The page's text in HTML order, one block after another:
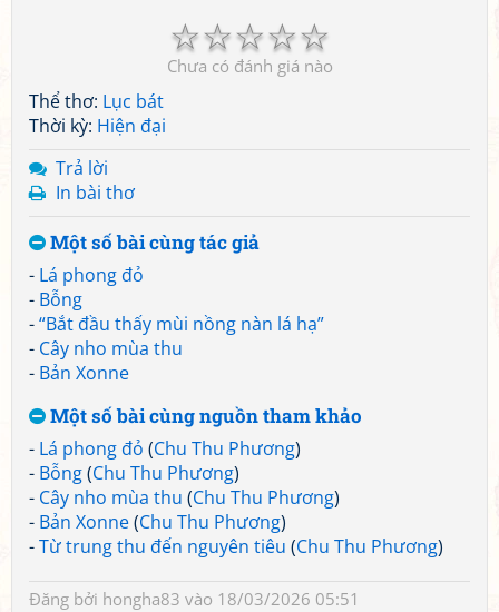
☆
☆
☆
☆
☆
Chưa có đánh giá nào
Thể thơ: Lục bát
Thời kỳ: Hiện đại
Trả lời
In bài thơ
Một số bài cùng tác giả
- Lá phong đỏ
- Bỗng
-“Bắt đầu thấy mùi nồng nàn lá hạ”
- Cây nho mùa thu
- Bản Xonne
Một số bài cùng nguồn tham khảo
- Lá phong đỏ (Chu Thu Phương)
- Bỗng(Chu Thu Phương)
- Cây nho mùa thu (Chu Thu Phương)
- Bản Xonne(Chu Thu Phương)
-Từ trung thu đến nguyên tiêu (Chu Thu Phương)
Đăng bởi hongha83 vào 18/03/2026 05:51